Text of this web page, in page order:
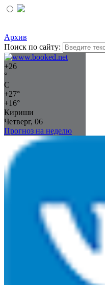
Архив
Поиск по сайту:
+26
°
C
+27°
+16°
Кириши
Четверг, 06
Прогноз на неделю